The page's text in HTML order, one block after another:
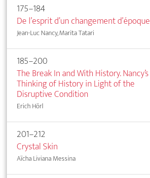
175–184
De l’esprit d’un changement d’époque
Jean-Luc Nancy, Marita Tatari
185–200
The Break In and With History. Nancy’s
Thinking of History in Light of the
Disruptive Condition
Erich Hörl
201–212
Crystal Skin
Aïcha Liviana Messina